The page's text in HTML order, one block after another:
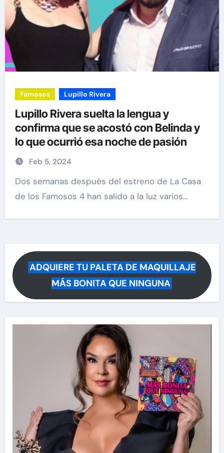
Famosos Lupillo Rivera
Lupillo Rivera suelta la lengua y
confirma que se acostó con Belinda y
lo que ocurrió esa noche de pasión
Feb 5, 2024
Dos semanas después del estreno de La Casa
de los Famosos 4 han salido a la luz varios…
ADQUIERE TU PALETA DE MAQUILLAJE
MÁS BONITA QUE NINGUNA